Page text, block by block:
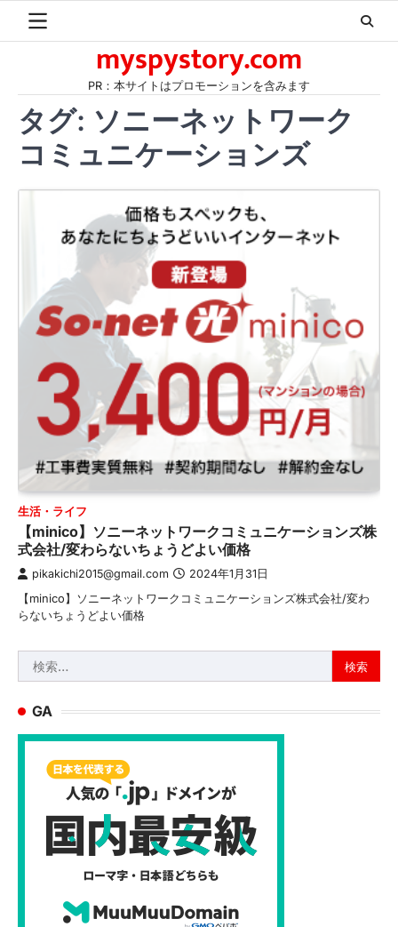
myspystory.com
PR：本サイトはプロモーションを含みます
タグ: ソニーネットワーク
コミュニケーションズ
生活・ライフ
【minico】ソニーネットワークコミュニケーションズ株
式会社/変わらないちょうどよい価格
pikakichi2015@gmail.com 2024年1月31日
【minico】ソニーネットワークコミュニケーションズ株式会社/変わ
らないちょうどよい価格
索:
GA